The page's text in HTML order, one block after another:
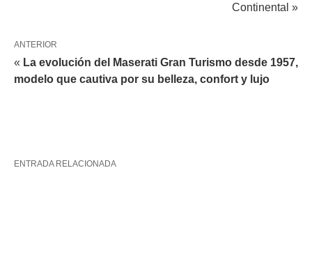
Continental »
ANTERIOR
« La evolución del Maserati Gran Turismo desde 1957,
modelo que cautiva por su belleza, confort y lujo
ENTRADA RELACIONADA